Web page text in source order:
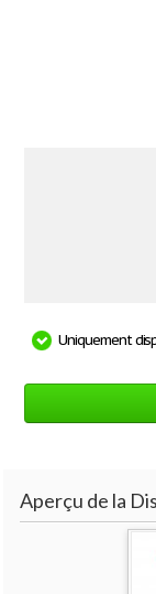
Uniquement
Aperçu de la